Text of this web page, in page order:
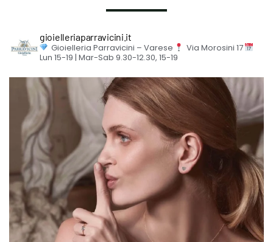
gioielleriaparravicini.it
Gioielleria Parravicini – Varese
Via Morosini 17
Lun 15-19 | Mar-Sab 9.30-12.30, 15-19